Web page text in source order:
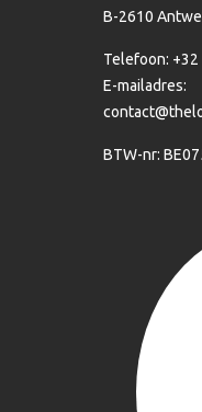
B-2610
Telefoon: +32
E-mailadres:
BTW-nr: